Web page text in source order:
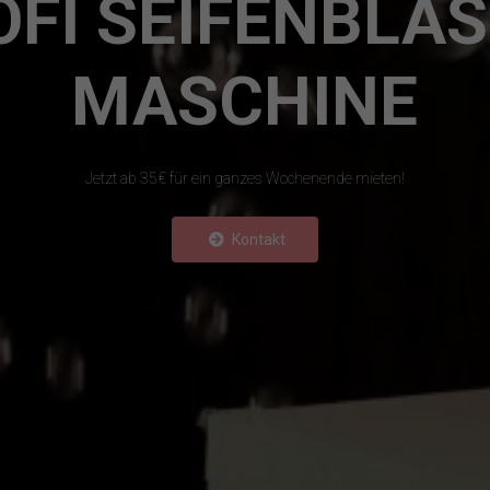
MASCHINE
Jetzt ab 35€ für ein ganzes Wochenende mieten!
Kontakt